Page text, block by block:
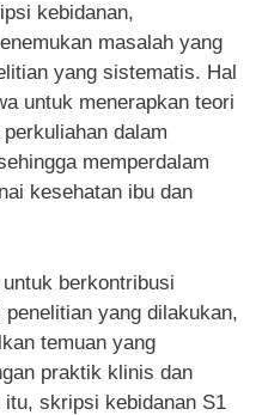
kebidanan,
masalah yang
yang sistematis. Hal
untuk menerapkan teori
dalam
memperdalam
kesehatan ibu dan
berkontribusi
yang dilakukan,
temuan yang
praktik klinis dan
skripsi kebidanan S1